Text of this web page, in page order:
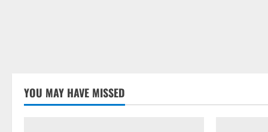
YOU MAY HAVE MISSED